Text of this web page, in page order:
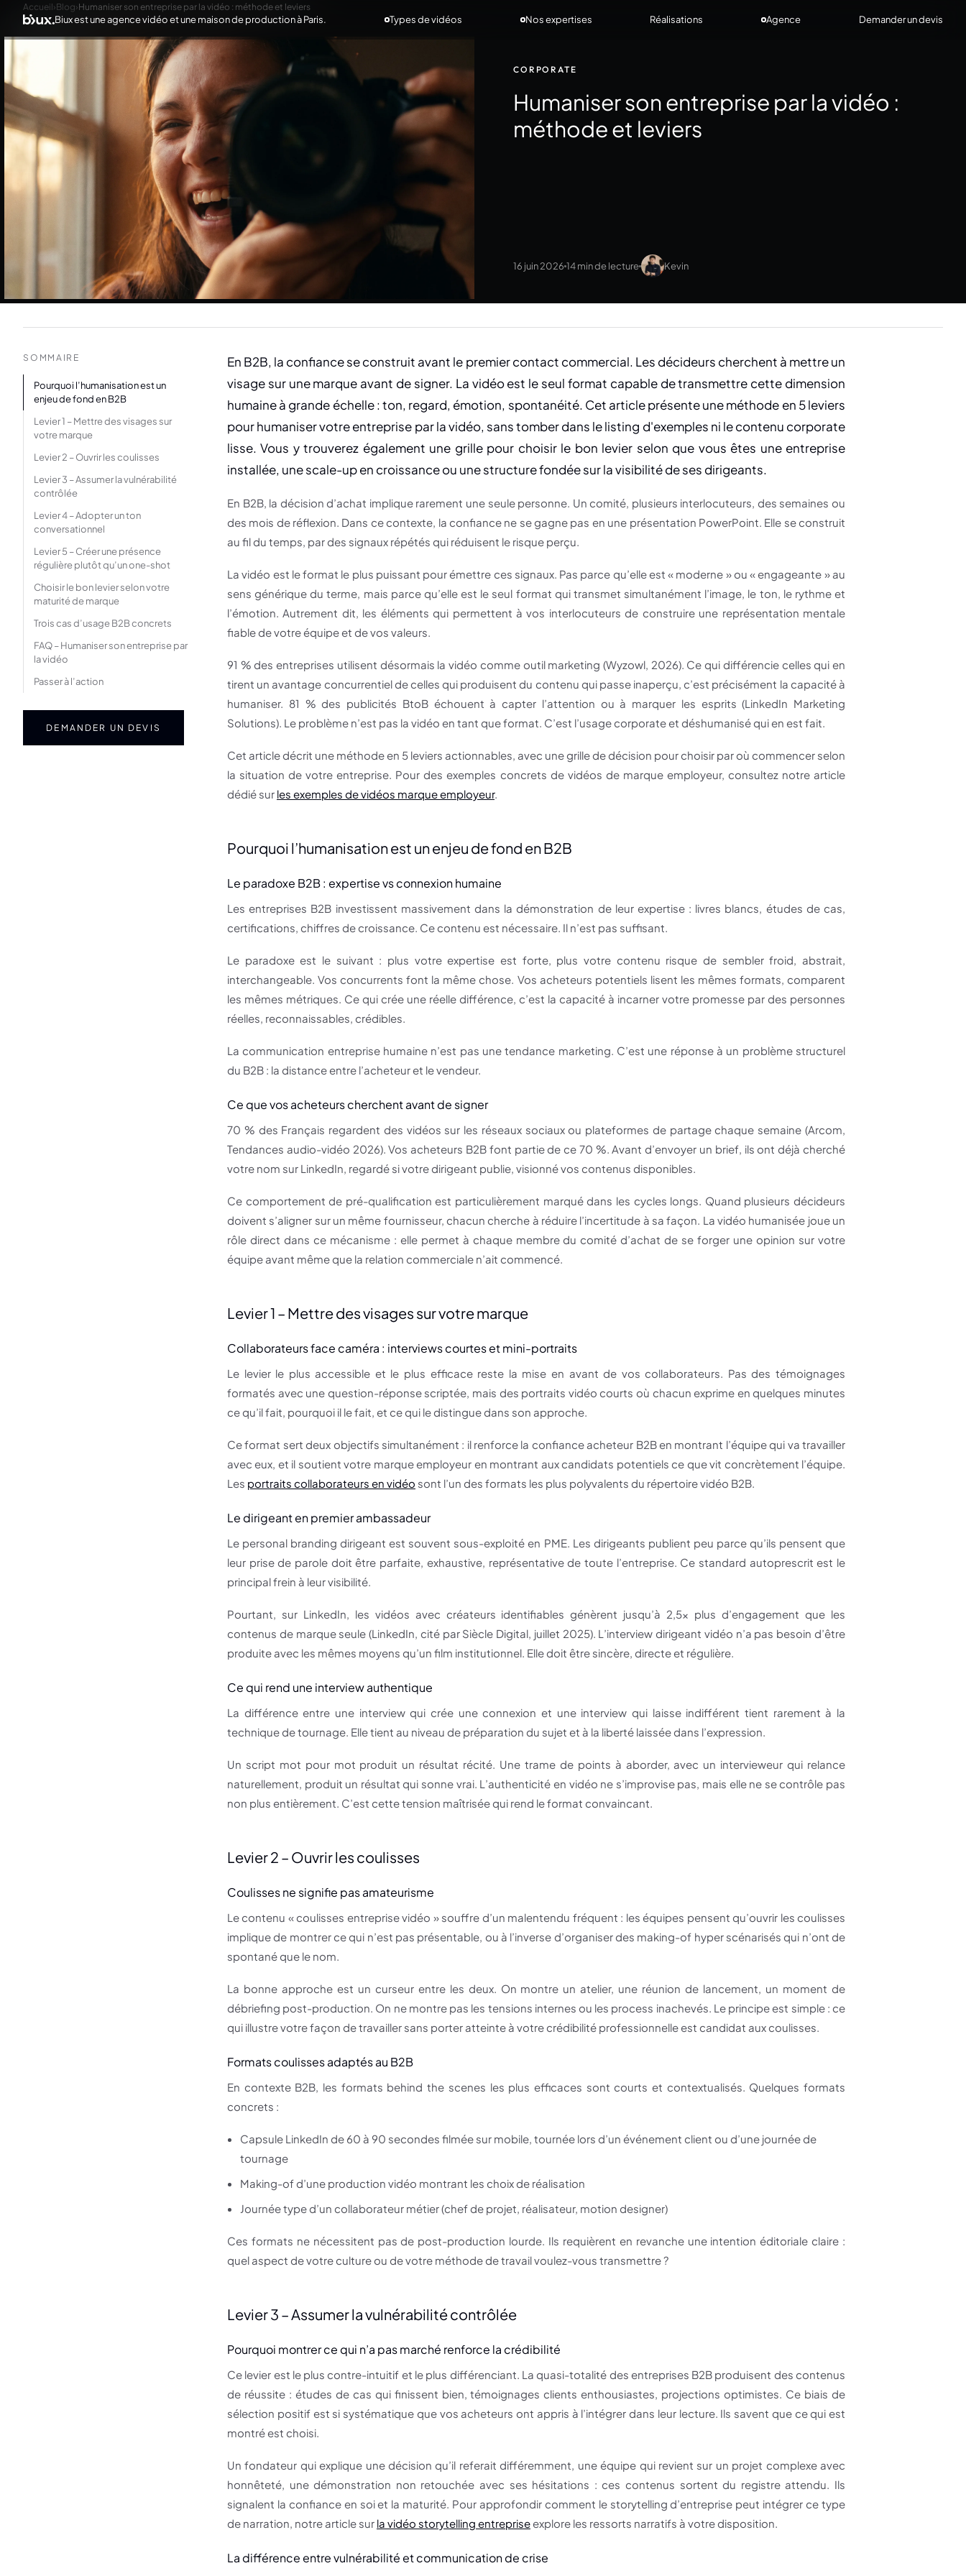
Biux est une agence vidéo et une maison de production à Paris. Types de vidéos Nos expertises Réalisations Agence Demander un devis
Accueil›Blog›Humaniser son entreprise par la vidéo : méthode et leviers
CORPORATE
Humaniser son entreprise par la vidéo :
méthode et leviers
16 juin 2026 14 min de lecture Kevin
SOMMAIRE
Pourquoi l’humanisation est un
enjeu de fond en B2B
Levier 1 – Mettre des visages sur
votre marque
Levier 2 – Ouvrir les coulisses
Levier 3 – Assumer la vulnérabilité
contrôlée
Levier 4 – Adopter un ton
conversationnel
Levier 5 – Créer une présence
régulière plutôt qu’un one-shot
Choisir le bon levier selon votre
maturité de marque
Trois cas d’usage B2B concrets
FAQ – Humaniser son entreprise par
la vidéo
Passer à l’action
DEMANDER UN DEVIS
En B2B, la confiance se construit avant le premier contact commercial. Les décideurs cherchent à mettre un
visage sur une marque avant de signer. La vidéo est le seul format capable de transmettre cette dimension
humaine à grande échelle : ton, regard, émotion, spontanéité. Cet article présente une méthode en 5 leviers
pour humaniser votre entreprise par la vidéo, sans tomber dans le listing d'exemples ni le contenu corporate
lisse. Vous y trouverez également une grille pour choisir le bon levier selon que vous êtes une entreprise
installée, une scale-up en croissance ou une structure fondée sur la visibilité de ses dirigeants.
En B2B, la décision d’achat implique rarement une seule personne. Un comité, plusieurs interlocuteurs, des semaines ou
des mois de réflexion. Dans ce contexte, la confiance ne se gagne pas en une présentation PowerPoint. Elle se construit
au fil du temps, par des signaux répétés qui réduisent le risque perçu.
La vidéo est le format le plus puissant pour émettre ces signaux. Pas parce qu’elle est « moderne » ou « engageante » au
sens générique du terme, mais parce qu’elle est le seul format qui transmet simultanément l’image, le ton, le rythme et
l’émotion. Autrement dit, les éléments qui permettent à vos interlocuteurs de construire une représentation mentale
fiable de votre équipe et de vos valeurs.
91 % des entreprises utilisent désormais la vidéo comme outil marketing (Wyzowl, 2026). Ce qui différencie celles qui en
tirent un avantage concurrentiel de celles qui produisent du contenu qui passe inaperçu, c’est précisément la capacité à
humaniser. 81 % des publicités BtoB échouent à capter l’attention ou à marquer les esprits (LinkedIn Marketing
Solutions). Le problème n’est pas la vidéo en tant que format. C’est l’usage corporate et déshumanisé qui en est fait.
Cet article décrit une méthode en 5 leviers actionnables, avec une grille de décision pour choisir par où commencer selon
la situation de votre entreprise. Pour des exemples concrets de vidéos de marque employeur, consultez notre article
dédié sur les exemples de vidéos marque employeur.
Pourquoi l’humanisation est un enjeu de fond en B2B
Le paradoxe B2B : expertise vs connexion humaine
Les entreprises B2B investissent massivement dans la démonstration de leur expertise : livres blancs, études de cas,
certifications, chiffres de croissance. Ce contenu est nécessaire. Il n’est pas suffisant.
Le paradoxe est le suivant : plus votre expertise est forte, plus votre contenu risque de sembler froid, abstrait,
interchangeable. Vos concurrents font la même chose. Vos acheteurs potentiels lisent les mêmes formats, comparent
les mêmes métriques. Ce qui crée une réelle différence, c’est la capacité à incarner votre promesse par des personnes
réelles, reconnaissables, crédibles.
La communication entreprise humaine n’est pas une tendance marketing. C’est une réponse à un problème structurel
du B2B : la distance entre l’acheteur et le vendeur.
Ce que vos acheteurs cherchent avant de signer
70 % des Français regardent des vidéos sur les réseaux sociaux ou plateformes de partage chaque semaine (Arcom,
Tendances audio-vidéo 2026). Vos acheteurs B2B font partie de ce 70 %. Avant d’envoyer un brief, ils ont déjà cherché
votre nom sur LinkedIn, regardé si votre dirigeant publie, visionné vos contenus disponibles.
Ce comportement de pré-qualification est particulièrement marqué dans les cycles longs. Quand plusieurs décideurs
doivent s’aligner sur un même fournisseur, chacun cherche à réduire l’incertitude à sa façon. La vidéo humanisée joue un
rôle direct dans ce mécanisme : elle permet à chaque membre du comité d’achat de se forger une opinion sur votre
équipe avant même que la relation commerciale n’ait commencé.
Levier 1 – Mettre des visages sur votre marque
Collaborateurs face caméra : interviews courtes et mini-portraits
Le levier le plus accessible et le plus efficace reste la mise en avant de vos collaborateurs. Pas des témoignages
formatés avec une question-réponse scriptée, mais des portraits vidéo courts où chacun exprime en quelques minutes
ce qu’il fait, pourquoi il le fait, et ce qui le distingue dans son approche.
Ce format sert deux objectifs simultanément : il renforce la confiance acheteur B2B en montrant l’équipe qui va travailler
avec eux, et il soutient votre marque employeur en montrant aux candidats potentiels ce que vit concrètement l’équipe.
Les portraits collaborateurs en vidéo sont l’un des formats les plus polyvalents du répertoire vidéo B2B.
Le dirigeant en premier ambassadeur
Le personal branding dirigeant est souvent sous-exploité en PME. Les dirigeants publient peu parce qu’ils pensent que
leur prise de parole doit être parfaite, exhaustive, représentative de toute l’entreprise. Ce standard autoprescrit est le
principal frein à leur visibilité.
Pourtant, sur LinkedIn, les vidéos avec créateurs identifiables génèrent jusqu’à 2,5x plus d’engagement que les
contenus de marque seule (LinkedIn, cité par Siècle Digital, juillet 2025). L’interview dirigeant vidéo n’a pas besoin d’être
produite avec les mêmes moyens qu’un film institutionnel. Elle doit être sincère, directe et régulière.
Ce qui rend une interview authentique
La différence entre une interview qui crée une connexion et une interview qui laisse indifférent tient rarement à la
technique de tournage. Elle tient au niveau de préparation du sujet et à la liberté laissée dans l’expression.
Un script mot pour mot produit un résultat récité. Une trame de points à aborder, avec un intervieweur qui relance
naturellement, produit un résultat qui sonne vrai. L’authenticité en vidéo ne s’improvise pas, mais elle ne se contrôle pas
non plus entièrement. C’est cette tension maîtrisée qui rend le format convaincant.
Levier 2 – Ouvrir les coulisses
Coulisses ne signifie pas amateurisme
Le contenu « coulisses entreprise vidéo » souffre d’un malentendu fréquent : les équipes pensent qu’ouvrir les coulisses
implique de montrer ce qui n’est pas présentable, ou à l’inverse d’organiser des making-of hyper scénarisés qui n’ont de
spontané que le nom.
La bonne approche est un curseur entre les deux. On montre un atelier, une réunion de lancement, un moment de
débriefing post-production. On ne montre pas les tensions internes ou les process inachevés. Le principe est simple : ce
qui illustre votre façon de travailler sans porter atteinte à votre crédibilité professionnelle est candidat aux coulisses.
Formats coulisses adaptés au B2B
En contexte B2B, les formats behind the scenes les plus efficaces sont courts et contextualisés. Quelques formats
concrets :
Capsule LinkedIn de 60 à 90 secondes filmée sur mobile, tournée lors d’un événement client ou d’une journée de
tournage
Making-of d’une production vidéo montrant les choix de réalisation
Journée type d’un collaborateur métier (chef de projet, réalisateur, motion designer)
Ces formats ne nécessitent pas de post-production lourde. Ils requièrent en revanche une intention éditoriale claire :
quel aspect de votre culture ou de votre méthode de travail voulez-vous transmettre ?
Levier 3 – Assumer la vulnérabilité contrôlée
Pourquoi montrer ce qui n’a pas marché renforce la crédibilité
Ce levier est le plus contre-intuitif et le plus différenciant. La quasi-totalité des entreprises B2B produisent des contenus
de réussite : études de cas qui finissent bien, témoignages clients enthousiastes, projections optimistes. Ce biais de
sélection positif est si systématique que vos acheteurs ont appris à l’intégrer dans leur lecture. Ils savent que ce qui est
montré est choisi.
Un fondateur qui explique une décision qu’il referait différemment, une équipe qui revient sur un projet complexe avec
honnêteté, une démonstration non retouchée avec ses hésitations : ces contenus sortent du registre attendu. Ils
signalent la confiance en soi et la maturité. Pour approfondir comment le storytelling d’entreprise peut intégrer ce type
de narration, notre article sur la vidéo storytelling entreprise explore les ressorts narratifs à votre disposition.
La différence entre vulnérabilité et communication de crise